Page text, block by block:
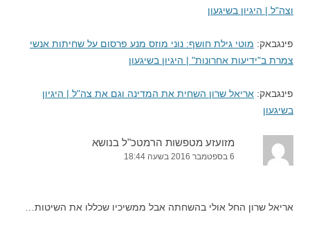
וצה"ל | היגיון בשיגעון
פינגבאק: מוטי גילת חושף: נוני מוזס מנע פרסום על שחיתות אנשי
צמרת ב"ידיעות אחרונות" | היגיון בשיגעון
פינגבאק: אריאל שרון השחית את המדינה וגם את צה"ל | היגיון
בשיגעון
מזועזע מטפשות הרמטכ"ל בנושא
6 בספטמבר 2016 בשעה 18:44
אריאל שרון החל אולי בהשחתה אבל ממשיכיו שכללו את השיטות…